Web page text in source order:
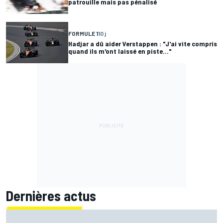
patrouille mais pas pénalisé
FORMULE 110 j
Hadjar a dû aider Verstappen : "J'ai vite compris
quand ils m'ont laissé en piste..."
Dernières actus